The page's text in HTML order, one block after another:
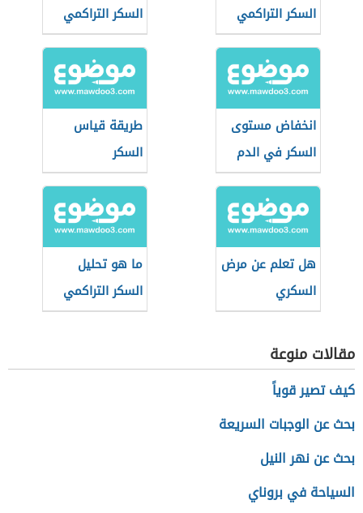
السكر التراكمي
السكر التراكمي
الطبيعي
انخفاض مستوى
السكر في الدم
طريقة قياس
السكر
هل تعلم عن مرض
السكري
ما هو تحليل
السكر التراكمي
للحامل
مقالات منوعة
كيف تصير قوياً
بحث عن الوجبات السريعة
بحث عن نهر النيل
السياحة في بروناي